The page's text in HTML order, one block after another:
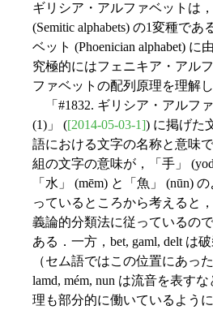
ギリシア・アルファベットは
(Semitic alphabets) の1変種で
ベット (Phoenician alphabet) に
究極的にはフェニキア・アル
ファベットの配列原理を理解
「#1832. ギリシア・アルフ
(1)」 ([2014-05-03-1]) に掲げた
語における文字の名称と意味
組の文字の意味が，「手」
「水」 (mēm) と「魚」 (nūn)
っているところから考えると
義論的分類法に従っているの
ある．一方，bet, gaml, delt は
（セム語ではこの位置にあっ
lamd, mém, nun は流音を表す
理も部分的に働いているよう